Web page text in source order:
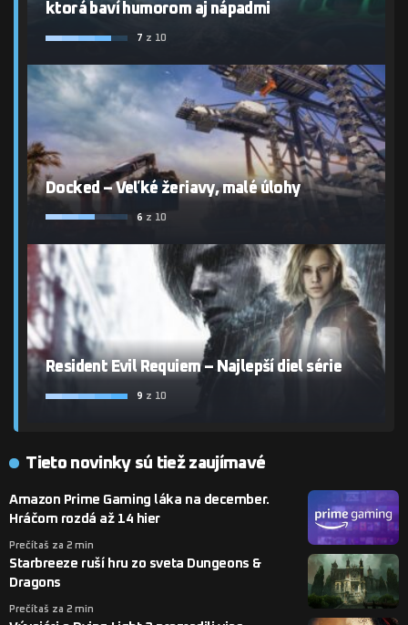
ktorá baví humorom aj nápadmi
7 z 10
Docked – Veľké žeriavy, malé úlohy
6 z 10
Resident Evil Requiem – Najlepší diel série
9 z 10
Tieto novinky sú tiež zaujímavé
Amazon Prime Gaming láka na december.
Hráčom rozdá až 14 hier
Prečítaš za 2 min
Starbreeze ruší hru zo sveta Dungeons &
Dragons
Prečítaš za 2 min